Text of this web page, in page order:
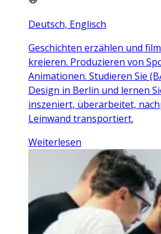
Deutsch, Englisch
Geschichten erzählen und
kreieren. Produzieren von
Animationen. Studieren Sie
Design in Berlin und lernen
inszeniert, überarbeitet,
Leinwand transportiert.
Weiterlesen